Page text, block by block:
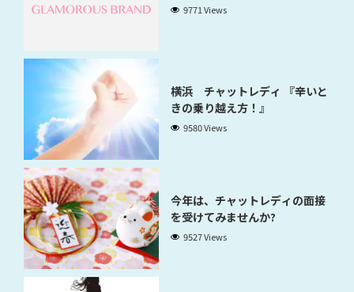
9771 Views
横浜 チャットレディ 『辛いと
きの乗り越え方！』
9580 Views
今年は、チャットレディの面接
を受けてみませんか?
9527 Views